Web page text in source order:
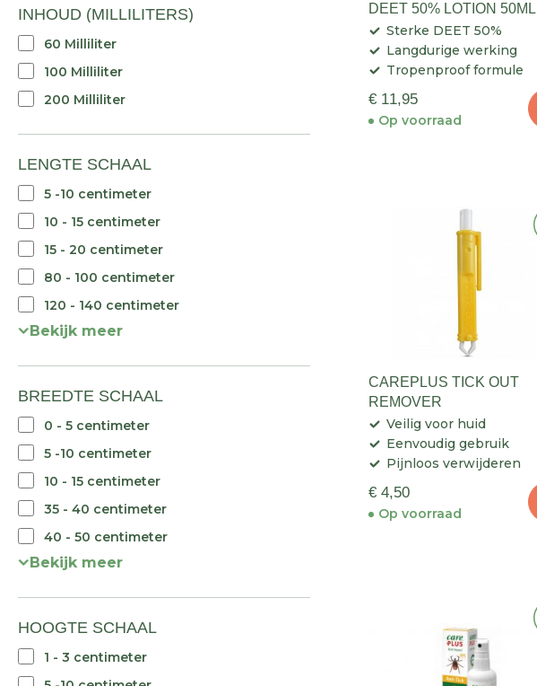
INHOUD (MILLILITERS)
60 Milliliter
100 Milliliter
200 Milliliter
LENGTE SCHAAL
5 -10 centimeter
10 - 15 centimeter
15 - 20 centimeter
80 - 100 centimeter
120 - 140 centimeter
Bekijk meer
BREEDTE SCHAAL
0 - 5 centimeter
5 -10 centimeter
10 - 15 centimeter
35 - 40 centimeter
40 - 50 centimeter
Bekijk meer
HOOGTE SCHAAL
1 - 3 centimeter
DEET 50% LOTION 50ML
Sterke DEET 50%
Langdurige werking
Tropenproof formule
€ 11,95
Op voorraad
CAREPLUS TICK OUT
REMOVER
Veilig voor huid
Eenvoudig gebruik
Pijnloos verwijderen
€ 4,50
Op voorraad